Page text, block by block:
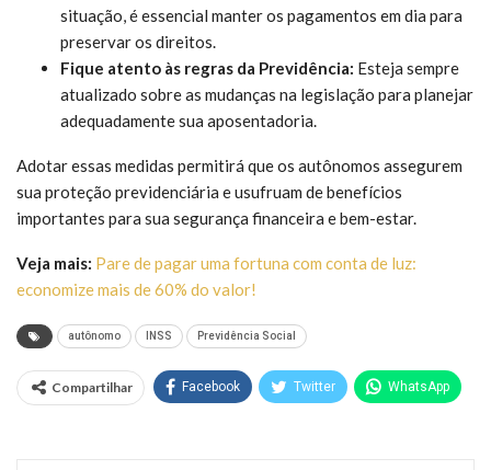
situação, é essencial manter os pagamentos em dia para
preservar os direitos.
Fique atento às regras da Previdência: Esteja sempre
atualizado sobre as mudanças na legislação para planejar
adequadamente sua aposentadoria.
Adotar essas medidas permitirá que os autônomos assegurem
sua proteção previdenciária e usufruam de benefícios
importantes para sua segurança financeira e bem-estar.
Veja mais: Pare de pagar uma fortuna com conta de luz:
economize mais de 60% do valor!
autônomo INSS Previdência Social
Compartilhar Facebook Twitter WhatsApp